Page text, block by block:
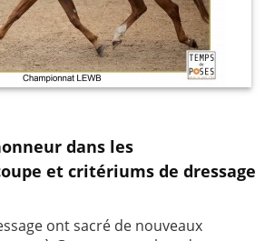
dans les
et critériums de dressage
ont sacré de nouveaux